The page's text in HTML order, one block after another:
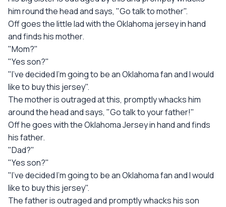
him round the head and says, "Go talk to mother".
Off goes the little lad with the Oklahoma jersey in hand
and finds his mother.
"Mom?"
"Yes son?"
"I've decided I'm going to be an Oklahoma fan and I would
like to buy this jersey".
The mother is outraged at this, promptly whacks him
around the head and says, "Go talk to your father!"
Off he goes with the Oklahoma Jersey in hand and finds
his father.
"Dad?"
"Yes son?"
"I've decided I'm going to be an Oklahoma fan and I would
like to buy this jersey".
The father is outraged and promptly whacks his son